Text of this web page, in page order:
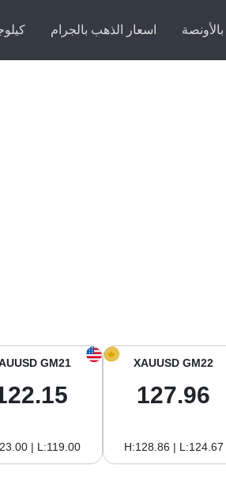
اسعار الذهب بالجرام
XAUUSD GM22
127.96
H:128.86 | L:124.67
GM21
| L:119.00